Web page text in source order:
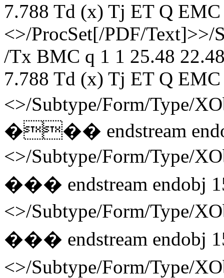
7.788 Td (x) Tj ET Q
<>/ProcSet[/PDF/Text]>>/
/Tx BMC q 1 1 25.48
7.788 Td (x) Tj ET Q
<>/Subtype/Form/Type/
��� endstream
<>/Subtype/Form/Type/
��� endstream endobj
<>/Subtype/Form/Type/
��� endstream endobj
<>/Subtype/Form/Type/